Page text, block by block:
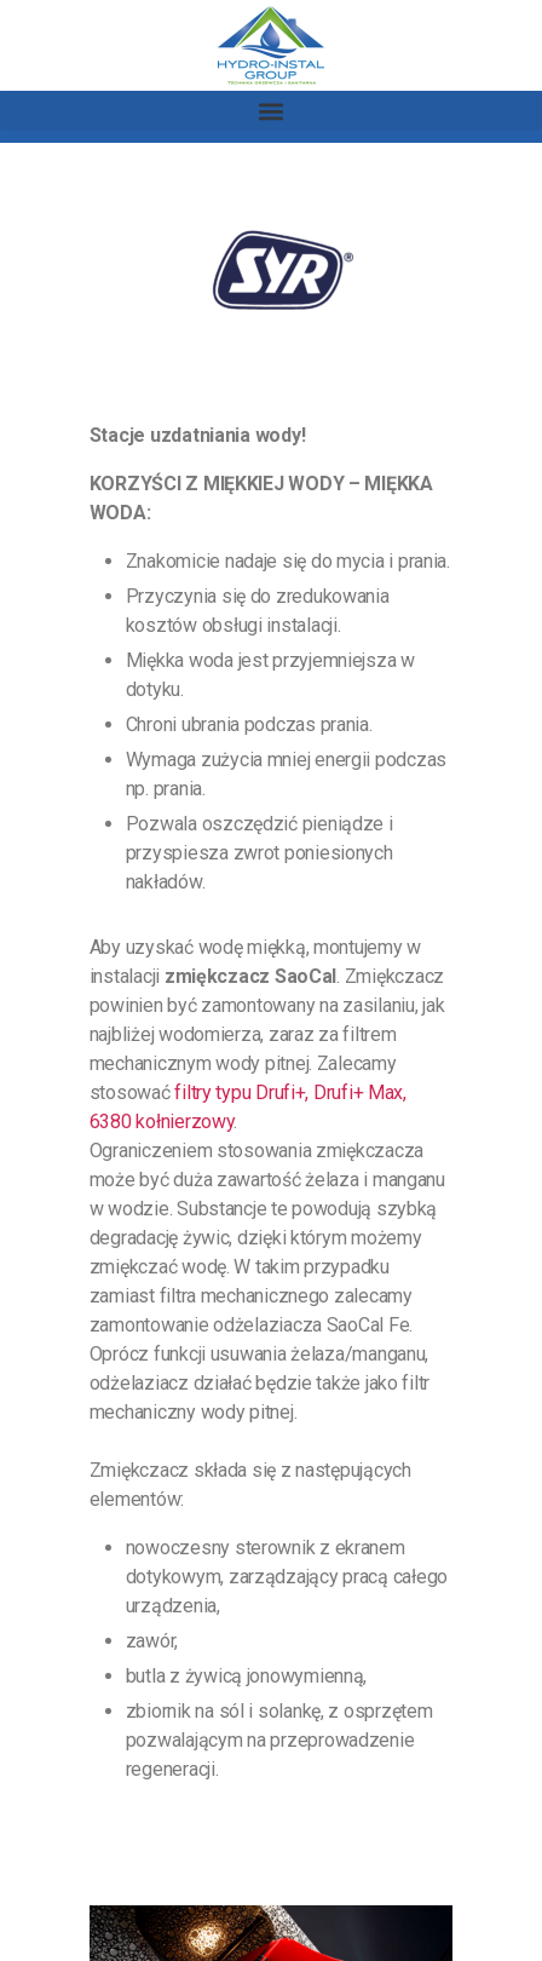
Stacje uzdatniania wody!
KORZYŚCI Z MIĘKKIEJ WODY – MIĘKKA
WODA:
Znakomicie nadaje się do mycia i prania.
Przyczynia się do zredukowania
kosztów obsługi instalacji.
Miękka woda jest przyjemniejsza w
dotyku.
Chroni ubrania podczas prania.
Wymaga zużycia mniej energii podczas
np. prania.
Pozwala oszczędzić pieniądze i
przyspiesza zwrot poniesionych
nakładów.
Aby uzyskać wodę miękką, montujemy w
instalacji zmiękczacz SaoCal. Zmiękczacz
powinien być zamontowany na zasilaniu, jak
najbliżej wodomierza, zaraz za filtrem
mechanicznym wody pitnej. Zalecamy
stosowaćfiltry typu Drufi+, Drufi+ Max,
6380 kołnierzowy.
Ograniczeniem stosowania zmiękczacza
może być duża zawartość żelaza i manganu
w wodzie. Substancje te powodują szybką
degradację żywic, dzięki którym możemy
zmiękczać wodę. W takim przypadku
zamiast filtra mechanicznego zalecamy
zamontowanie odżelaziacza SaoCal Fe.
Oprócz funkcji usuwania żelaza/manganu,
odżelaziacz działać będzie także jako filtr
mechaniczny wody pitnej.
Zmiękczacz składa się z następujących
elementów:
nowoczesny sterownik z ekranem
dotykowym, zarządzający pracą całego
urządzenia,
zawór,
butla z żywicą jonowymienną,
zbiornik na sól i solankę, z osprzętem
pozwalającym na przeprowadzenie
regeneracji.